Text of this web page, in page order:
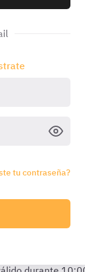
tu contraseña?